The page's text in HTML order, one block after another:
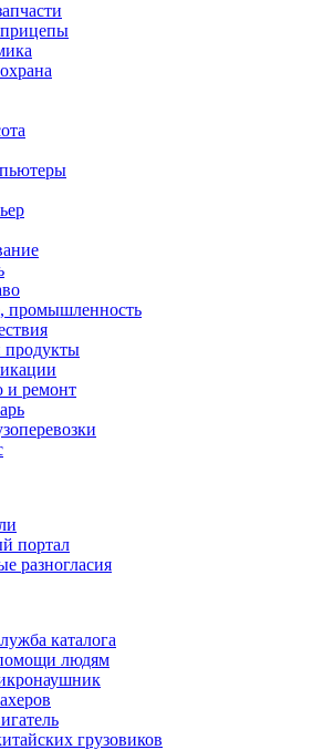
промышленность
и ремонт
портал
разногласия
каталога
людям
грузовиков